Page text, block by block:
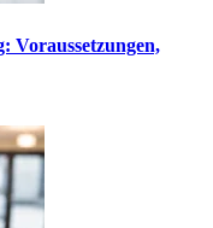
Voraussetzungen,